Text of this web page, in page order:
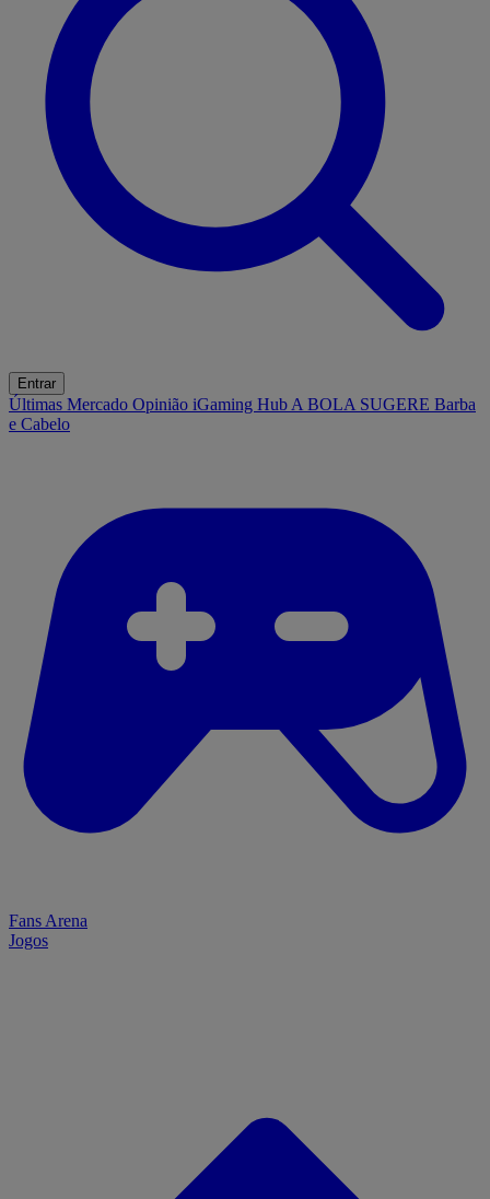
Entrar
Últimas Mercado Opinião iGaming Hub A BOLA SUGERE Barba
e Cabelo
Fans Arena
Jogos